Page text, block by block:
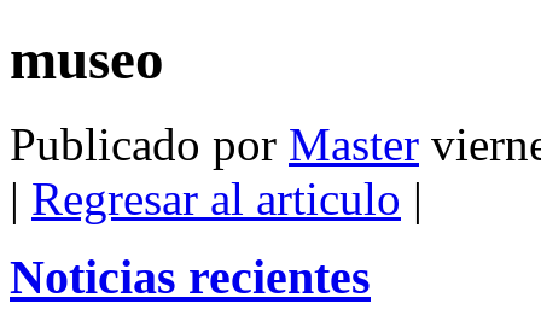
museo
Publicado por Master
| Regresar al articulo |
Noticias recientes